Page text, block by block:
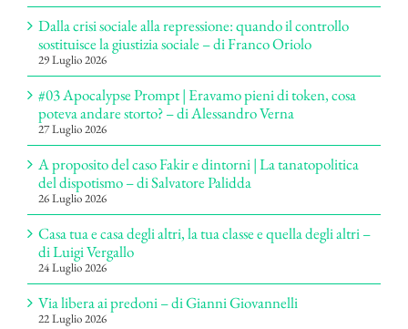
Dalla crisi sociale alla repressione: quando il controllo
sostituisce la giustizia sociale – di Franco Oriolo
29 Luglio 2026
#03 Apocalypse Prompt | Eravamo pieni di token, cosa
poteva andare storto? – di Alessandro Verna
27 Luglio 2026
A proposito del caso Fakir e dintorni | La tanatopolitica
del dispotismo – di Salvatore Palidda
26 Luglio 2026
Casa tua e casa degli altri, la tua classe e quella degli altri –
di Luigi Vergallo
24 Luglio 2026
Via libera ai predoni – di Gianni Giovannelli
22 Luglio 2026